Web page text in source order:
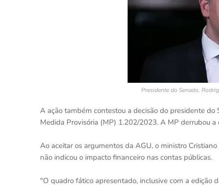
Presidente do Senado,
A ação também contestou a decisão do presidente
Medida Provisória (MP) 1.202/2023. A MP derrubou
Ao aceitar os argumentos da AGU, o ministro
não indicou o impacto financeiro nas contas públicas.
"O quadro fático apresentado, inclusive com a edição